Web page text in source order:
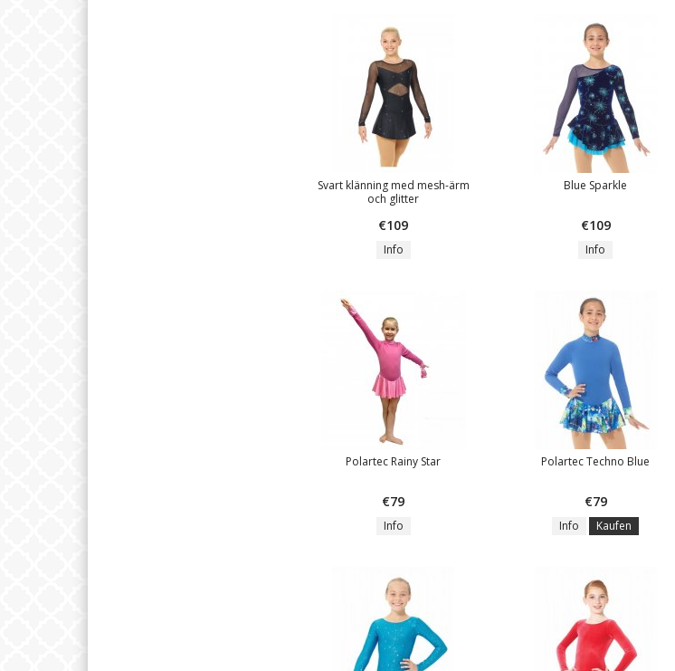
Svart klänning med mesh-ärm
och glitter
€109
Info
Blue Sparkle
€109
Info
Polartec Rainy Star
€79
Info
Polartec Techno Blue
€79
Info Kaufen